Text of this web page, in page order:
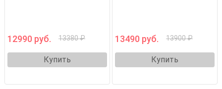
12990 руб. 13380 ₽
Купить
13490 руб. 13900 ₽
Купить